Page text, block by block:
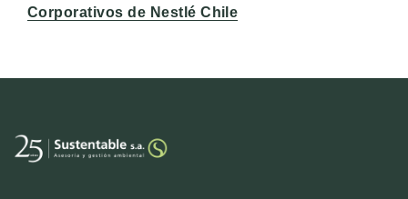
Corporativos de Nestlé Chile